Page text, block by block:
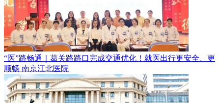
“医”路畅通｜葛关路路口完成交通优化！就医出行更安全、更
顺畅 南京江北医院